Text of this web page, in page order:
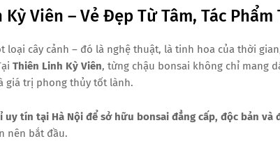
Viên – Vẻ Đẹp Từ Tâm, Tác
loại cây cảnh – đó là nghệ thuật, là tinh hoa của thời
Thiên Linh Kỳ Viên, từng chậu bonsai không chỉ mang
giá trị phong thủy tốt lành.
uy tín tại Hà Nội để sở hữu bonsai đẳng cấp, độc bản và
nên bắt đầu.